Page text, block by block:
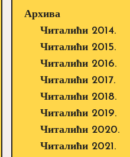
Архива
Читалићи 2014.
Читалићи 2015.
Читалићи 2016.
Читалићи 2017.
Читалићи 2018.
Читалићи 2019.
Читалићи 2020.
Читалићи 2021.